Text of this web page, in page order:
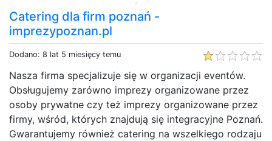
Catering dla firm poznań -
imprezypoznan.pl
Dodano: 8 lat 5 miesięcy temu
Nasza firma specjalizuje się w organizacji eventów.
Obsługujemy zarówno imprezy organizowane przez
osoby prywatne czy też imprezy organizowane przez
firmy, wśród, których znajdują się integracyjne Poznań.
Gwarantujemy również catering na wszelkiego rodzaju